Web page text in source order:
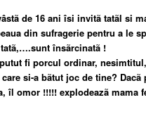
de 16 ani îsi invitã tatãl si
din sufragerie pentru a le
însãrcinatã !
fi porcul ordinar,
si-a bãtut joc de tine? Dacã
îl omor !!!!! explodeazã mama